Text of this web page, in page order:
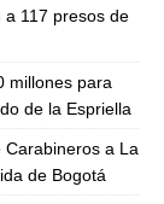
a 117 presos de
millones para
de la Espriella
Carabineros a La
de Bogotá